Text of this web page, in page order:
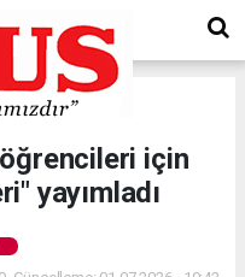
için
yayımladı